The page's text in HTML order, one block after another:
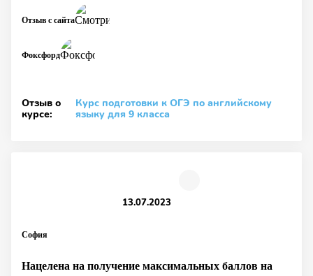
Фоксфорд
Отзыв с сайта
Отзыв о
курсе:
Курс подготовки к ОГЭ по английскому
языку для 9 класса
София
13.07.2023
Нацелена на получение максимальных баллов на